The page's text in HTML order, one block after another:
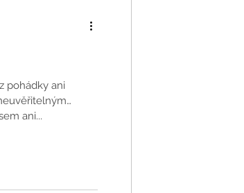
pohádky ani
ani...